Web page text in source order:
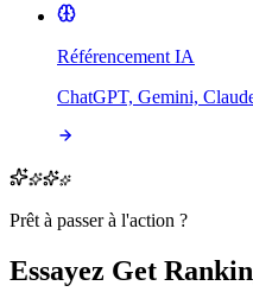
Référencement IA
ChatGPT, Gemini,
Prêt à passer à l'action ?
Essayez Get